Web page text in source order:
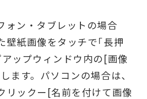
ォン・タブレットの場合
壁紙画像をタッチで｢長押
ップウィンドウ内の[画像
ます。パソコンの場合は、
リックー[名前を付けて画像